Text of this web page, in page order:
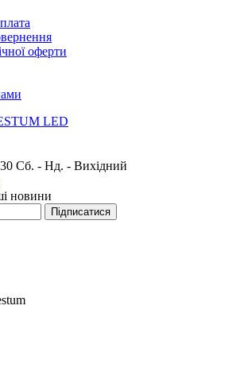
оферти
LED
Сб. - Нд. - Вихiдний
новини